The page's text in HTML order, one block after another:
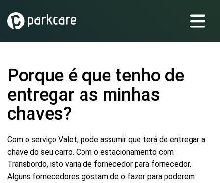
Porque é que tenho de
entregar as minhas
chaves?
Com o serviço Valet, pode assumir que terá de entregar a
chave do seu carro. Com o estacionamento com
Transbordo, isto varia de fornecedor para fornecedor.
Alguns fornecedores gostam de o fazer para poderem